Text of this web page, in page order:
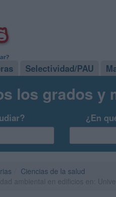
Selectividad/PAU
los grados y
¿En
Ciencias de la salud